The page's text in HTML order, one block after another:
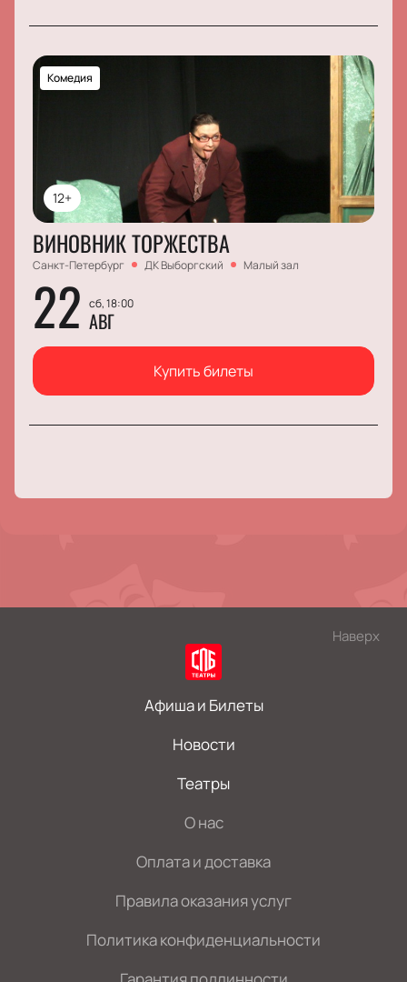
12+
Комедия
ВИНОВНИК ТОРЖЕСТВА
Санкт-Петербург ДК Выборгский Малый зал
22 сб, 18:00
АВГ
Купить билеты
Наверх
Афиша и Билеты
Новости
Театры
О нас
Оплата и доставка
Правила оказания услуг
Политика конфиденциальности